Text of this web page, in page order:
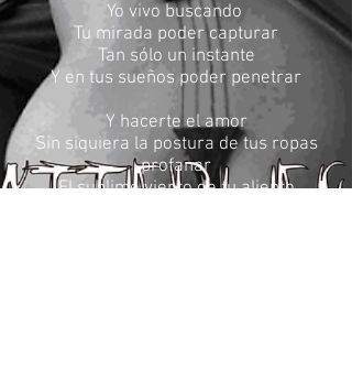
Yo vivo buscando
Tu mirada poder capturar
Tan sólo un instante
Y en tus sueños poder penetrar
Y hacerte el amor
Sin siquiera la postura de tus ropas
profanar
El sublime viento de tu aliento